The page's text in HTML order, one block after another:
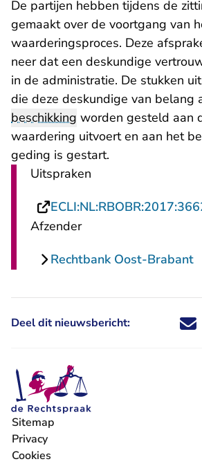
De partijen hebben tijdens de
gemaakt over de voortgang van
waarderingsproces. Deze
neer dat een deskundige
in de administratie. De stukken
die deze deskundige van belang
beschikking worden gesteld aan
waardering uitvoert en aan het
geding is gestart.
Uitspraken
Afzender
Rechtbank Oost-Brabant
Deel dit nieuwsbericht: Deel dit
Deel
Sitemap
Privacy
Cookies